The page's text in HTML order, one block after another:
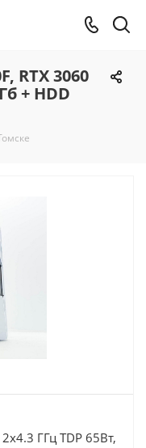
RTX 3060
+ HDD
ГГц TDP 65Вт,